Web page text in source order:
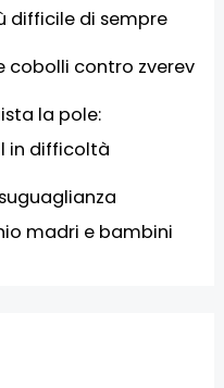
difficile di sempre
cobolli contro zverev
la pole:
in difficoltà
madri e bambini